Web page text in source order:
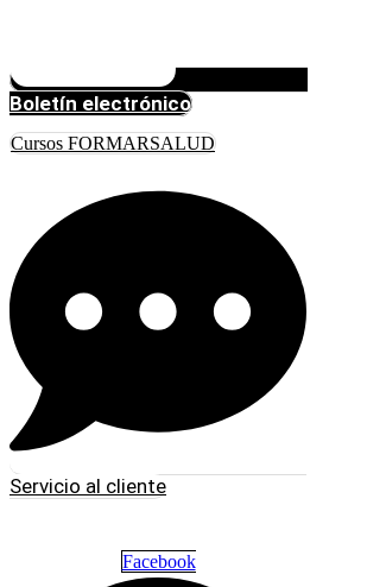
Boletín electrónico
Cursos FORMARSALUD
Servicio al cliente
Facebook